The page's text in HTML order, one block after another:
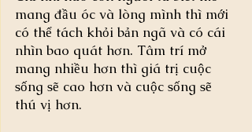
mang đầu óc và lòng mình thì mới
có thể tách khỏi bản ngã và có cái
nhìn bao quát hơn. Tâm trí mở
mang nhiều hơn thì giá trị cuộc
sống sẽ cao hơn và cuộc sống sẽ
thú vị hơn.